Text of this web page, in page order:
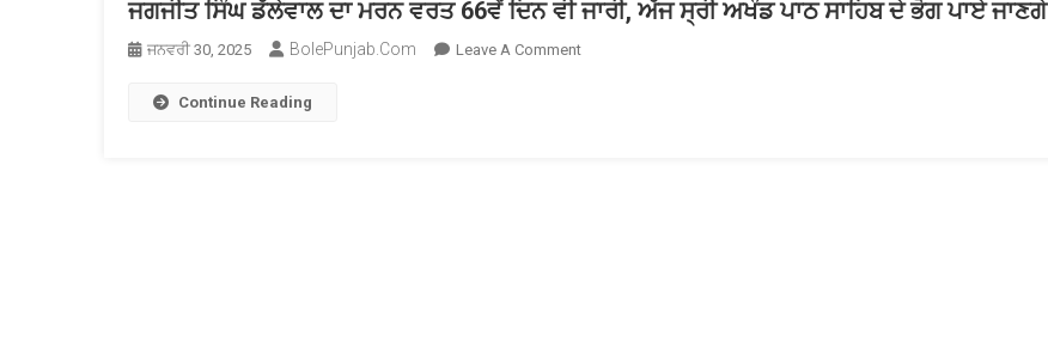
ਜਗਜੀਤ ਸਿੰਘ ਡੱਲੇਵਾਲ ਦਾ ਮਰਨ ਵਰਤ 66ਵੇਂ ਦਿਨ ਵੀ ਜਾਰੀ, ਅੱਜ ਸ੍ਰੀ ਅਖੰਡ ਪਾਠ ਸਾਹਿਬ ਦੇ ਭੋਗ ਪਾਏ ਜਾਣਗੇ
ਜਨਵਰੀ 30, 2025 BolePunjab.com Leave A CommentOn
Continue Reading